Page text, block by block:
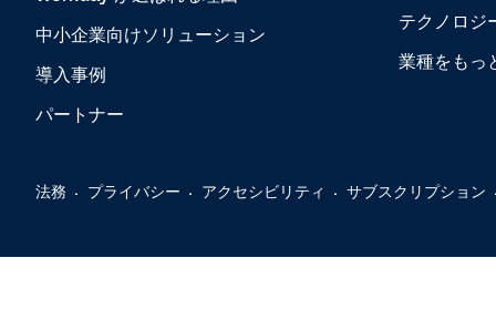
中小企業向けソリューション
導入事例
パートナー
テクノロジ
業種をもっ
法務 プライバシー アクセシビリティ サブスクリプション